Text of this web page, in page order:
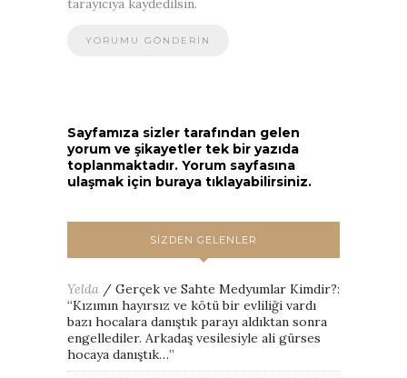
tarayıcıya kaydedilsin.
Sayfamıza sizler tarafından gelen
yorum ve şikayetler tek bir yazıda
toplanmaktadır. Yorum sayfasına
ulaşmak için buraya tıklayabilirsiniz.
SIZDEN GELENLER
Yelda / Gerçek ve Sahte Medyumlar Kimdir?:
“Kızımın hayırsız ve kötü bir evliliği vardı
bazı hocalara danıştık parayı aldıktan sonra
engellediler. Arkadaş vesilesiyle ali gürses
hocaya danıştık…”